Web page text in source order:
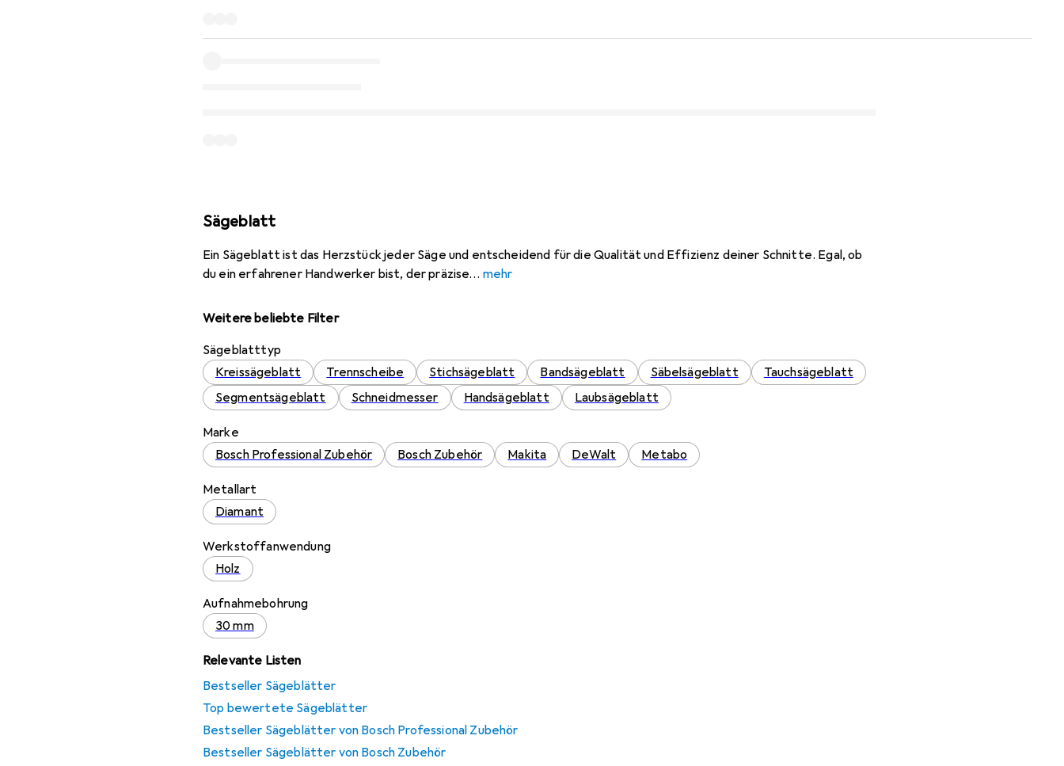
Sägeblatt
Ein Sägeblatt ist das Herzstück jeder Säge und entscheidend für die Qualität und Effizienz deiner Schnitte. Egal, ob
du ein erfahrener Handwerker bist, der präzise
mehr
Weitere beliebte Filter
Sägeblatttyp
Kreissägeblatt
Trennscheibe Stichsägeblatt Bandsägeblatt Säbelsägeblatt
Tauchsägeblatt
Segmentsägeblatt
Schneidmesser Handsägeblatt Laubsägeblatt
Marke
Bosch Professional Zubehör
Bosch Zubehör Makita DeWalt Metabo
Metallart
Diamant
Werkstoffanwendung
Holz
Aufnahmebohrung
30 mm
Relevante Listen
Bestseller Sägeblätter
Top bewertete Sägeblätter
Bestseller Sägeblätter von Bosch Professional Zubehör
Bestseller Sägeblätter von Bosch Zubehör